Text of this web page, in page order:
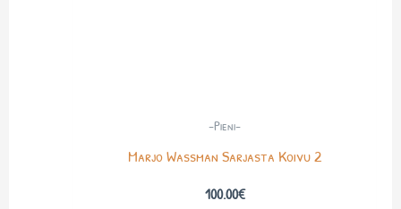
-Pieni-
Marjo Wassman Sarjasta Koivu 2
100.00€